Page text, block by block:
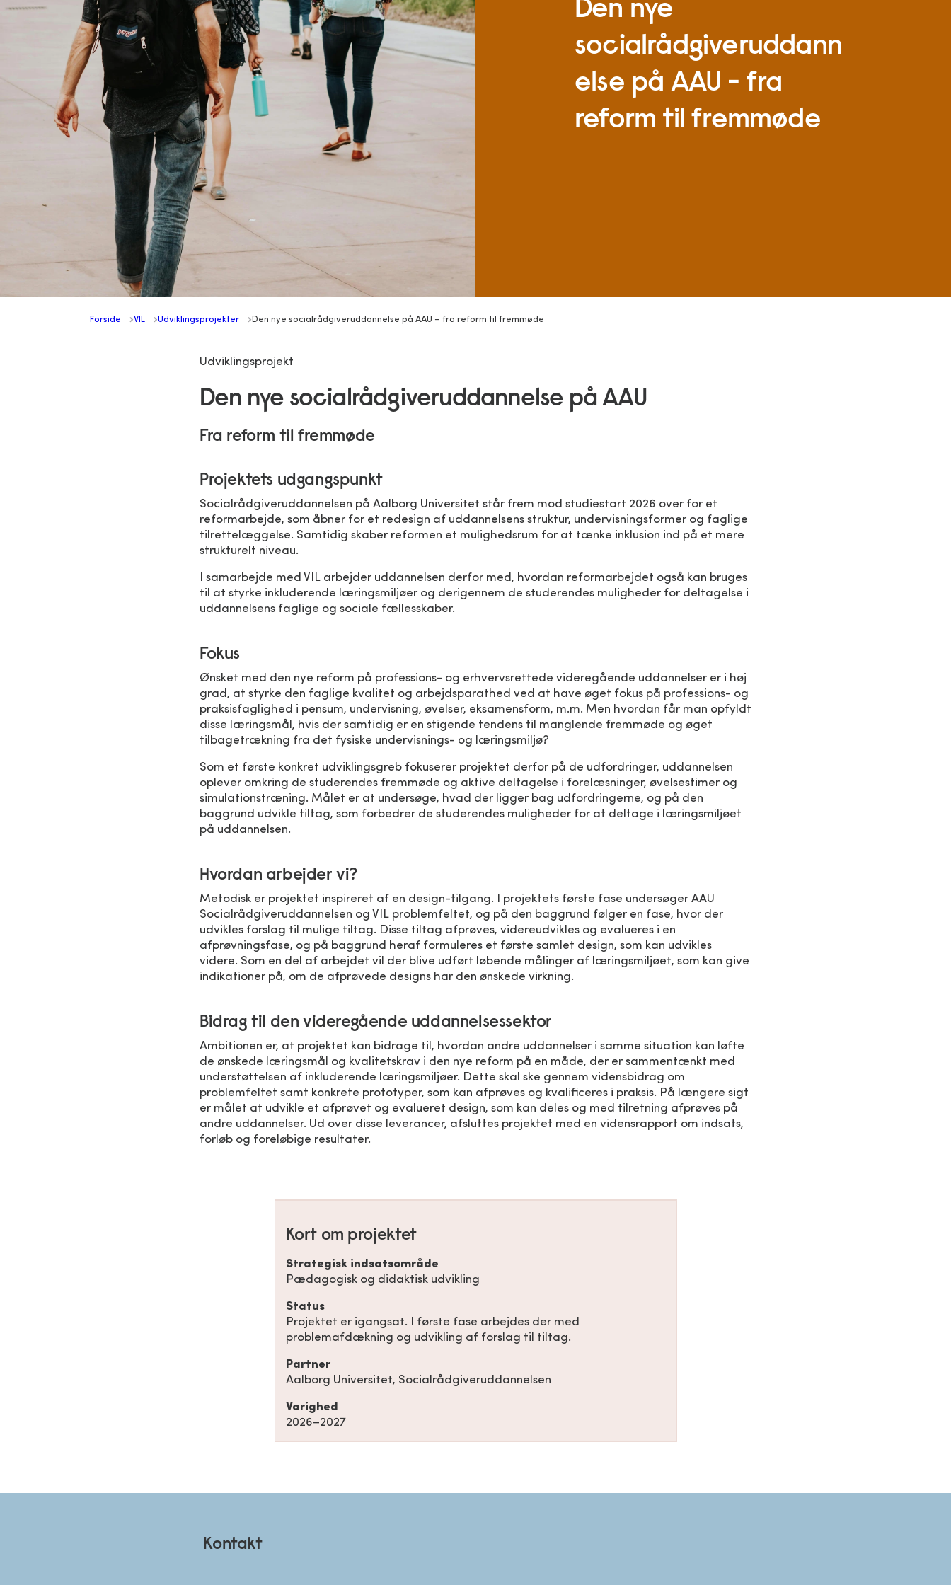
Den nye
socialrådgiveruddann
else på AAU - fra
reform til fremmøde
Forside VIL Udviklingsprojekter Den nye socialrådgiveruddannelse på AAU – fra reform til fremmøde
Udviklingsprojekt
Den nye socialrådgiveruddannelse på AAU
Fra reform til fremmøde
Projektets udgangspunkt
Socialrådgiveruddannelsen på Aalborg Universitet står frem mod studiestart 2026 over for et
reformarbejde, som åbner for et redesign af uddannelsens struktur, undervisningsformer og faglige
tilrettelæggelse. Samtidig skaber reformen et mulighedsrum for at tænke inklusion ind på et mere
strukturelt niveau.
I samarbejde med VIL arbejder uddannelsen derfor med, hvordan reformarbejdet også kan bruges
til at styrke inkluderende læringsmiljøer og derigennem de studerendes muligheder for deltagelse i
uddannelsens faglige og sociale fællesskaber.
Fokus
Ønsket med den nye reform på professions- og erhvervsrettede videregående uddannelser er i høj
grad, at styrke den faglige kvalitet og arbejdsparathed ved at have øget fokus på professions- og
praksisfaglighed i pensum, undervisning, øvelser, eksamensform, m.m. Men hvordan får man opfyldt
disse læringsmål, hvis der samtidig er en stigende tendens til manglende fremmøde og øget
tilbagetrækning fra det fysiske undervisnings- og læringsmiljø?
Som et første konkret udviklingsgreb fokuserer projektet derfor på de udfordringer, uddannelsen
oplever omkring de studerendes fremmøde og aktive deltagelse i forelæsninger, øvelsestimer og
simulationstræning. Målet er at undersøge, hvad der ligger bag udfordringerne, og på den
baggrund udvikle tiltag, som forbedrer de studerendes muligheder for at deltage i læringsmiljøet
på uddannelsen.
Hvordan arbejder vi?
Metodisk er projektet inspireret af en design-tilgang. I projektets første fase undersøger AAU
Socialrådgiveruddannelsen og VIL problemfeltet, og på den baggrund følger en fase, hvor der
udvikles forslag til mulige tiltag. Disse tiltag afprøves, videreudvikles og evalueres i en
afprøvningsfase, og på baggrund heraf formuleres et første samlet design, som kan udvikles
videre. Som en del af arbejdet vil der blive udført løbende målinger af læringsmiljøet, som kan give
indikationer på, om de afprøvede designs har den ønskede virkning.
Bidrag til den videregående uddannelsessektor
Ambitionen er, at projektet kan bidrage til, hvordan andre uddannelser i samme situation kan løfte
de ønskede læringsmål og kvalitetskrav i den nye reform på en måde, der er sammentænkt med
understøttelsen af inkluderende læringsmiljøer. Dette skal ske gennem vidensbidrag om
problemfeltet samt konkrete prototyper, som kan afprøves og kvalificeres i praksis. På længere sigt
er målet at udvikle et afprøvet og evalueret design, som kan deles og med tilretning afprøves på
andre uddannelser. Ud over disse leverancer, afsluttes projektet med en vidensrapport om indsats,
forløb og foreløbige resultater.
Kort om projektet
Strategisk indsatsområde
Pædagogisk og didaktisk udvikling
Status
Projektet er igangsat. I første fase arbejdes der med
problemafdækning og udvikling af forslag til tiltag.
Partner
Aalborg Universitet, Socialrådgiveruddannelsen
Varighed
2026–2027
Kontakt